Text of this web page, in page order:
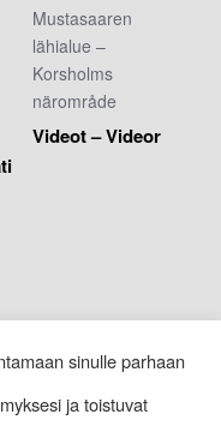
Mustasaaren
lähialue –
Korsholms
närområde
Videot – Videor
sinulle parhaan
ja toistuvat